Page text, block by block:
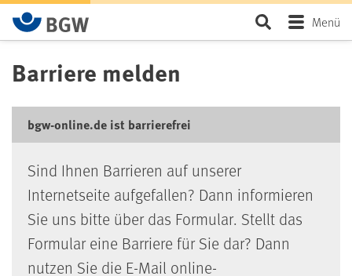
Zum Hauptinhalt springen SeiteMenü
Barriere melden
bgw-online.de ist barrierefrei
Sind Ihnen Barrieren auf unserer
Internetseite aufgefallen? Dann informieren
Sie uns bitte über das Formular. Stellt das
Formular eine Barriere für Sie dar? Dann
nutzen Sie die E-Mail online-